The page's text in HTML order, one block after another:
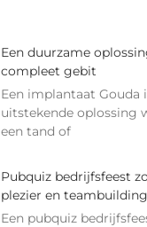
Een duurzame
compleet gebit
Een implantaat Gouda
uitstekende oplossing
een tand of
Pubquiz bedrijfsfeest
plezier en teambuilding
Een pubquiz